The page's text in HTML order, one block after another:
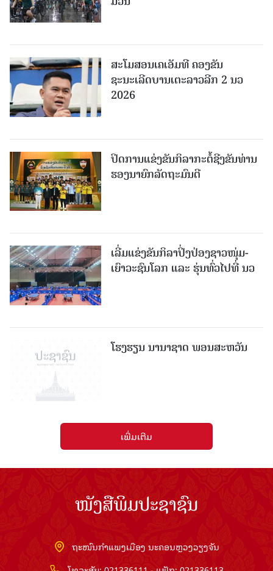
ສະໂມສອນເຄເອັມທີ ຄອງຂັນ
ຊະນະເລີດບານເຕະລາວລີກ 2 ນວ
2026
ປິດການແຂ່ງຂັນກິລາກະຕໍ້ຊີງຂັນທ່ານ
ຮອງນາຍົກລັດຖະມົນຕີ
ເລີ່ມແຂ່ງຂັນກິລາປິ່ງປ່ອງຊາວໜຸ່ມ-
ເຍົາວະຊົນໂລກ ແລະ ຮຸ່ນທົ່ວໄປທີ່ ນວ
ໂຮງຮຽນ ນານາຊາດ ພອນສະຫວັນ
ເພີ່ມເຕີມ
ໜັງສືພິມປະຊາຊົນ
ຖະໜົນກຳແພງເມືອງ ນະຄອນຫຼວງວຽງຈັນ